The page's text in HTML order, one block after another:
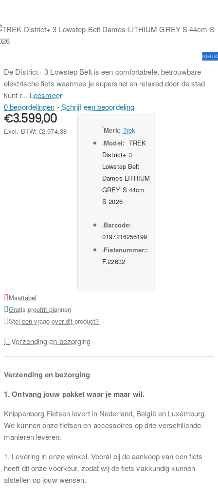
De District+ 3 Lowstep Belt is een comfortabele, betrouwbare
elektrische fiets waarmee je supersnel en relaxed door de stad
kunt r... Leesmeer
0 beoordelingen - Schrijf een beoordeling
€3.599,00
Excl. BTW: €2.974,38 Merk: Trek
Model: TREK
District+ 3
Lowstep Belt
Dames LITHIUM
GREY S 44cm
S 2026
Barcode:
0197216256199
Fietsnummer::
F.22632
- -
Maattabel
Gratis proefrit plannen
Stel een vraag over dit product?
Verzending en bezorging
Verzending en bezorging
1. Ontvang jouw pakket waar je maar wil.
Knippenborg Fietsen levert in Nederland, België en Luxemburg.
We kunnen onze fietsen en accessoires op drie verschillende
manieren leveren:
1. Levering in onze winkel. Vooral bij de aankoop van een fiets
heeft dit onze voorkeur, zodat wij de fiets vakkundig kunnen
afstellen op jouw wensen.